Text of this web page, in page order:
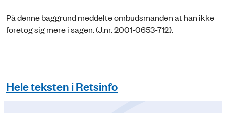
På denne baggrund meddelte ombudsmanden at han ikke
foretog sig mere i sagen. (J.nr. 2001-0653-712).
Hele teksten i Retsinfo